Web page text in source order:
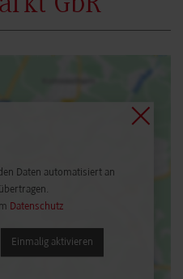
Daten automatisiert an
Datenschutz
Einmalig aktivieren